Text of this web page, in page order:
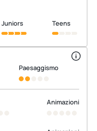
juniors teens
Paesaggismo
Animazioni